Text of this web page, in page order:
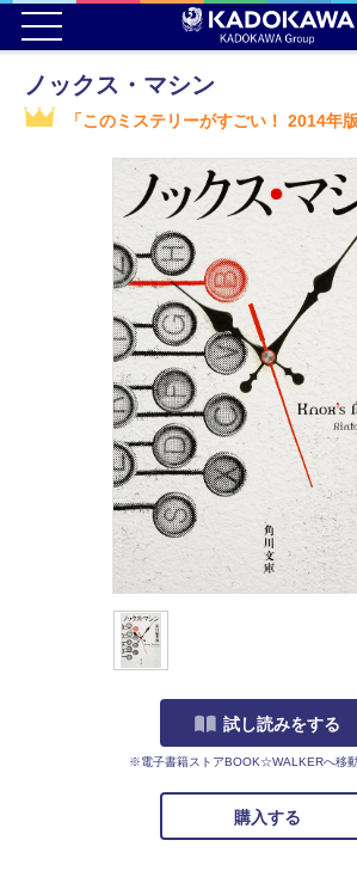
ノックス・マシン
「このミステリーがすごい！ 2014年
試し読みをする
※電子書籍ストアBOOK☆WALKERへ移動
購入する